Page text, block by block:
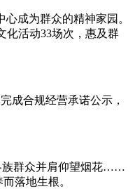
成为群众的精神家园。
化活动33场次，惠及群
成合规经营承诺公示，
族群众并肩仰望烟花……
落地生根。